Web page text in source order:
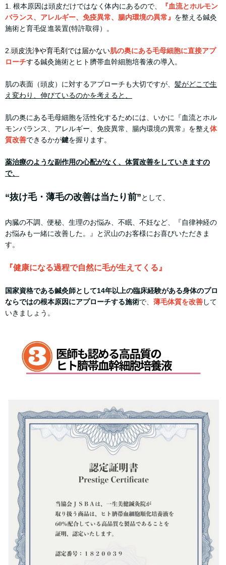
1. 根本原因は頭皮だけではなく体内にあるので、
『血流とホルモン
バランス、アレルギー、免疫異常、腸内環境の異常』 を整える鍼灸
施術と育毛促進装置(特許取得）。
2. 頭皮洗浄や育毛剤では届かない肌の奥にある毛母細胞に直接アプ
ローチする鍼灸施術とヒト臍帯血幹細胞培養液の導入。
肌の表面（頭皮）に対するアプローチも大切ですが、 髪がどこで生
え変わり、伸びているのかを考えると、
肌の奥にある毛母細胞を活性化するためには、いかに『血流とホル
モンバランス、アレルギー、免疫異常、腸内環境の異常』を整え 体
質改善できるかが鍵を握ります。
薬治療のような副作用の心配がなく、体質改善をしていきますの
で、
“抜け毛・薄毛の改善は当たり前”として、
内臓の不調、便秘、生理のお悩み、不眠、不妊など、『自律神経の
お悩みも一緒に改善した。』と沢山のお客様にお喜びいただきま
す。
『健康になる過程で自然に毛が生えてくる』
国家資格である鍼灸師として14年以上の臨床経験がある身体のプロ
ならではの根本原因にアプローチする施術で、 薄毛体質を改善して
いきましょう。